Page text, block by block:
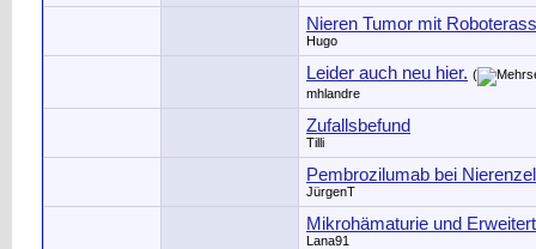
Nieren Tumor mit
Hugo
Leider auch neu hier. (
mhlandre
Zufallsbefund
Tilli
Pembrozilumab bei
JürgenT
Mikrohämaturie und
Lana91